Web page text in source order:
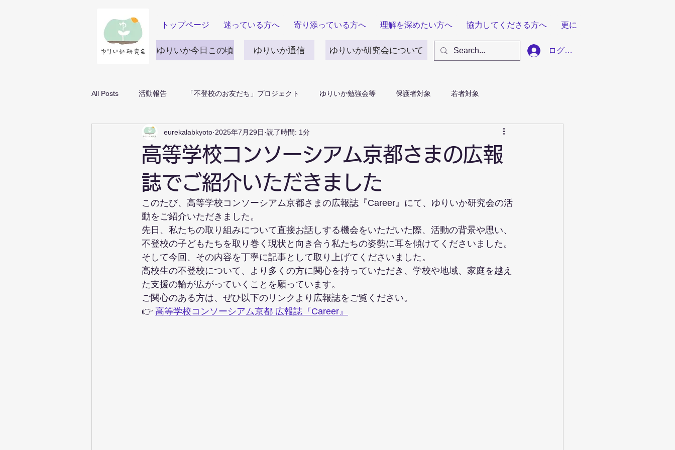
トップページ 迷っている方へ 寄り添っている方へ 理解を深めたい方へ 協力してくださる方へ 更に
ゆりいか今日この頃 ゆりいか通信 ゆりいか研究会について ログイン
All Posts 活動報告 「不登校のお友だち」プロジェクト ゆりいか勉強会等 保護者対象 若者対象
高等学校コンソーシアム京都さまの広報
誌でご紹介いただきました
eurekalabkyoto 2025年7月29日 読了時間: 1分
このたび、高等学校コンソーシアム京都さまの広報誌『Career』にて、ゆりいか研究会の活
動をご紹介いただきました。
先日、私たちの取り組みについて直接お話しする機会をいただいた際、活動の背景や思い、
不登校の子どもたちを取り巻く現状と向き合う私たちの姿勢に耳を傾けてくださいました。
そして今回、その内容を丁寧に記事として取り上げてくださいました。
高校生の不登校について、より多くの方に関心を持っていただき、学校や地域、家庭を越え
た支援の輪が広がっていくことを願っています。
ご関心のある方は、ぜひ以下のリンクより広報誌をご覧ください。
👉 高等学校コンソーシアム京都 広報誌『Career』